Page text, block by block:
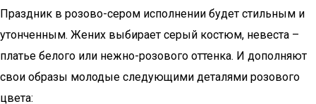
Праздник в розово-сером исполнении будет стильным и
утонченным. Жених выбирает серый костюм, невеста –
платье белого или нежно-розового оттенка. И дополняют
свои образы молодые следующими деталями розового
цвета: